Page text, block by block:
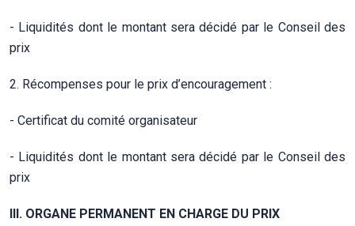
- Liquidités dont le montant sera décidé par le Conseil des
prix
2. Récompenses pour le prix d’encouragement :
- Certificat du comité organisateur
- Liquidités dont le montant sera décidé par le Conseil des
prix
III. ORGANE PERMANENT EN CHARGE DU PRIX